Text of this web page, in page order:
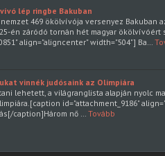
lép ringbe Bakuban
469 ökölvívója versenyez Bakuban
én záródó tornán hét magyar
align="aligncenter" width="504"] Ba…
vinnék judósaink az Olimpiára
lehetett, a világranglista alapján nyolc
id="attachment_9186"
caption]Három nő …Tovább